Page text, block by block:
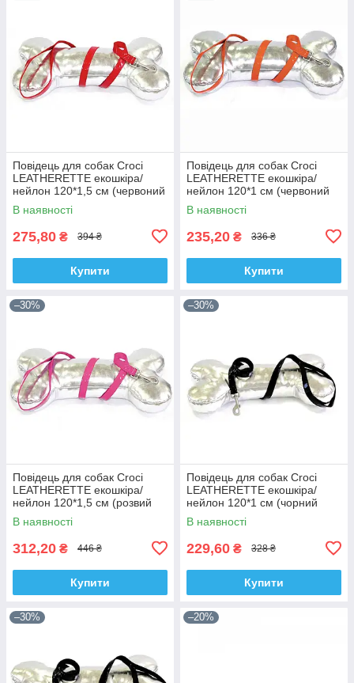
Повідець для собак Croci
LEATHERETTE екошкіра/
нейлон 120*1,5 см (червоний
лак)
В наявності
275,80 ₴ 394 ₴
Купити
Повідець для собак Croci
LEATHERETTE екошкіра/
нейлон 120*1 см (червоний
лак)
В наявності
235,20 ₴ 336 ₴
Купити
–30%
Повідець для собак Croci
LEATHERETTE екошкіра/
нейлон 120*1,5 см (розвий
лак)
В наявності
312,20 ₴ 446 ₴
Купити
–30%
Повідець для собак Croci
LEATHERETTE екошкіра/
нейлон 120*1 см (чорний
лак)
В наявності
229,60 ₴ 328 ₴
Купити
–30% –20%